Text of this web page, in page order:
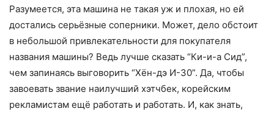
Разумеется, эта машина не такая уж и плохая, но ей
достались серьёзные соперники. Может, дело обстоит
в небольшой привлекательности для покупателя
названия машины? Ведь лучше сказать “Ки-и-а Сид”,
чем запинаясь выговорить “Хён-дэ И-30”. Да, чтобы
завоевать звание наилучший хэтчбек, корейским
рекламистам ещё работать и работать. И, как знать,